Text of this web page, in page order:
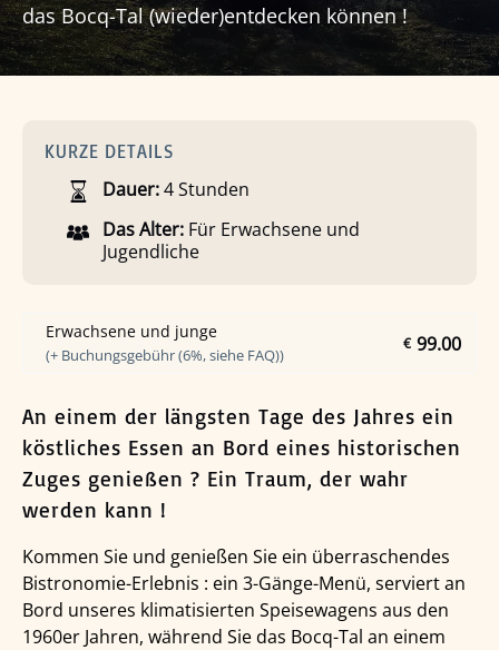
das Bocq-Tal (wieder)entdecken können !
KURZE DETAILS
Dauer:4 Stunden
Das Alter: Für Erwachsene und
Jugendliche
Erwachsene und junge
(+ Buchungsgebühr (6%, siehe FAQ))
€ 99.00
An einem der längsten Tage des Jahres ein
köstliches Essen an Bord eines historischen
Zuges genießen ? Ein Traum, der wahr
werden kann !
Kommen Sie und genießen Sie ein überraschendes
Bistronomie-Erlebnis : ein 3-Gänge-Menü, serviert an
Bord unseres klimatisierten Speisewagens aus den
1960er Jahren, während Sie das Bocq-Tal an einem